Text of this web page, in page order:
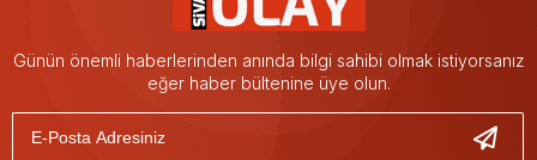
Günün önemli haberlerinden anında bilgi sahibi olmak istiyorsanız
eğer haber bültenine üye olun.